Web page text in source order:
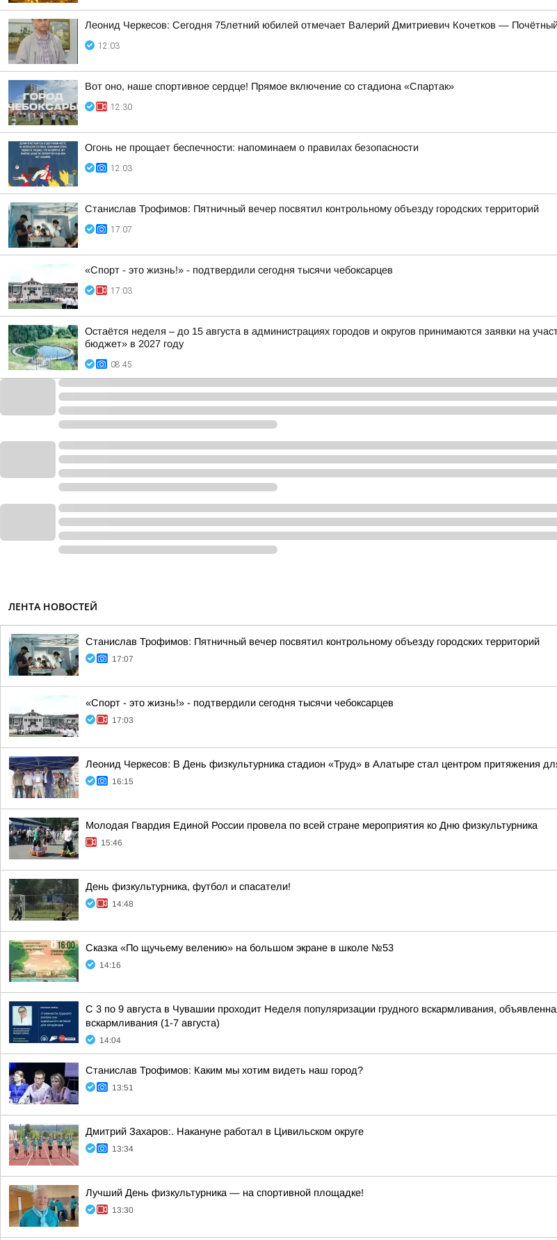
Леонид Черкесов: Сегодня 75летний юбилей отмечает Валерий Дмитриевич Кочетков —
12:03
Вот оно, наше спортивное сердце! Прямое включение со стадиона «Спартак»
12:30
Огонь не прощает беспечности: напоминаем о правилах безопасности
12:03
Станислав Трофимов: Пятничный вечер посвятил контрольному объезду городских территорий
17:07
«Спорт - это жизнь!» - подтвердили сегодня тысячи чебоксарцев
17:03
Остаётся неделя – до 15 августа в администрациях городов и округов принимаются заявки на
бюджет» в 2027 году
08:45
ЛЕНТА НОВОСТЕЙ
Станислав Трофимов: Пятничный вечер посвятил контрольному объезду городских территорий
17:07
«Спорт - это жизнь!» - подтвердили сегодня тысячи чебоксарцев
17:03
Леонид Черкесов: В День физкультурника стадион «Труд» в Алатыре стал центром притяжения
16:15
Молодая Гвардия Единой России провела по всей стране мероприятия ко Дню физкультурника
15:46
День физкультурника, футбол и спасатели!
14:48
Сказка «По щучьему велению» на большом экране в школе №53
14:16
С 3 по 9 августа в Чувашии проходит Неделя популяризации грудного вскармливания,
вскармливания (1-7 августа)
14:04
Станислав Трофимов: Каким мы хотим видеть наш город?
13:51
Дмитрий Захаров:. Накануне работал в Цивильском округе
13:34
Лучший День физкультурника — на спортивной площадке!
13:30